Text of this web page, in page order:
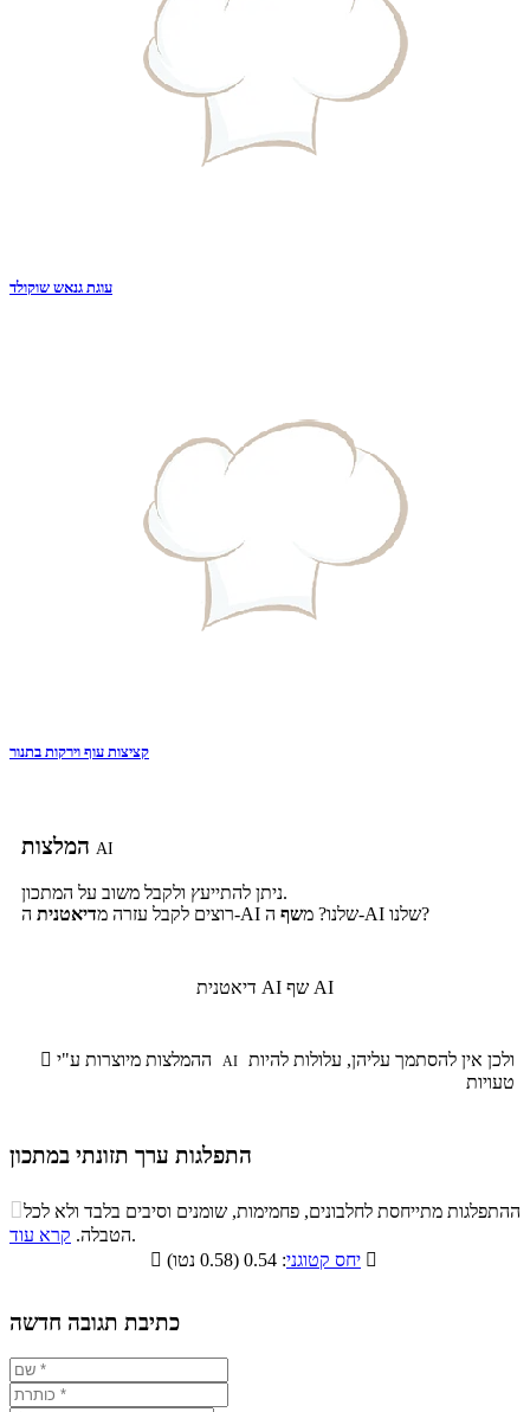
עוגת גנאש שוקולד
קציצות עוף וירקות בתנור
AI
ניתן להתייעץ ולקבל משוב על המתכון.
רוצים לקבל עזרה מדיאטנית ה-AI שלנו? משף ה-AI שלנו?
דיאטנית AI שף AI
 AI
טעויות
התפלגות ערך תזונתי במתכון
התפלגות ערך תזונתי במתכון
סיבים
תזונתיים
שומנים חלבונים
56.2%
ההתפלגות מתייחסת לחלבונים, פחמימות, שומנים וסיבים בלבד ולא לכל
הטבלה. קרא עוד
.

יחס קטוגני 
כתיבת תגובה חדשה